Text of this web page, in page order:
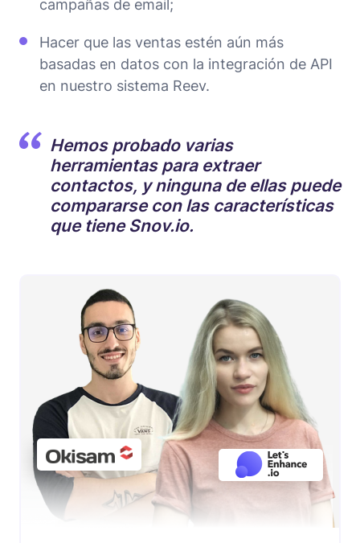
campañas de email;
Hacer que las ventas estén aún más
basadas en datos con la integración de API
en nuestro sistema Reev.
Hemos probado varias
herramientas para extraer
contactos, y ninguna de ellas puede
compararse con las características
que tiene Snov.io.